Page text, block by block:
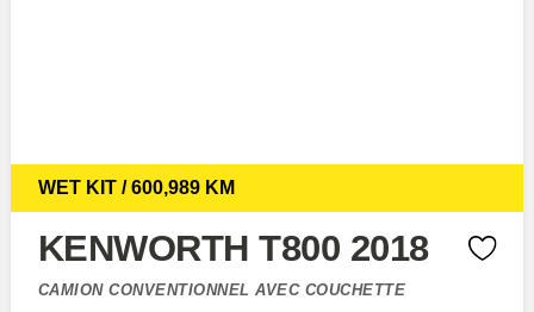
WET KIT / 600,989 KM
KENWORTH T800 2018
CAMION CONVENTIONNEL AVEC COUCHETTE